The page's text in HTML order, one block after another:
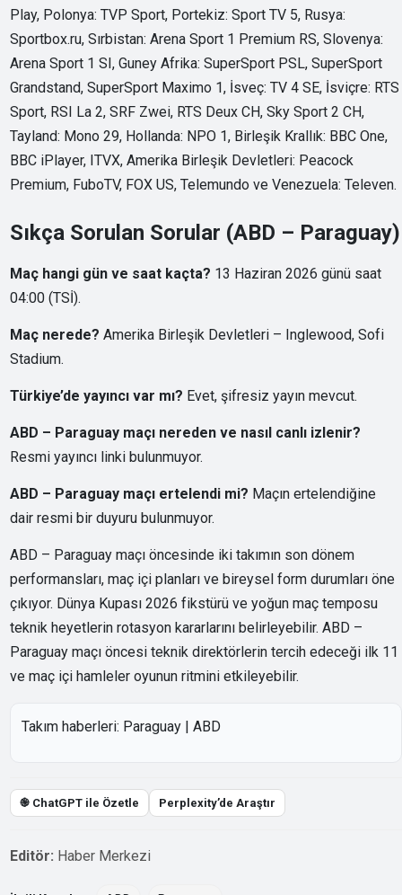
Play, Polonya: TVP Sport, Portekiz: Sport TV 5, Rusya:
Sportbox.ru, Sırbistan: Arena Sport 1 Premium RS, Slovenya:
Arena Sport 1 SI, Guney Afrika: SuperSport PSL, SuperSport
Grandstand, SuperSport Maximo 1, İsveç: TV 4 SE, İsviçre: RTS
Sport, RSI La 2, SRF Zwei, RTS Deux CH, Sky Sport 2 CH,
Tayland: Mono 29, Hollanda: NPO 1, Birleşik Krallık: BBC One,
BBC iPlayer, ITVX, Amerika Birleşik Devletleri: Peacock
Premium, FuboTV, FOX US, Telemundo ve Venezuela: Televen.
Sıkça Sorulan Sorular (ABD – Paraguay)
Maç hangi gün ve saat kaçta? 13 Haziran 2026 günü saat
04:00 (TSİ).
Maç nerede? Amerika Birleşik Devletleri – Inglewood, Sofi
Stadium.
Türkiye’de yayıncı var mı? Evet, şifresiz yayın mevcut.
ABD – Paraguay maçı nereden ve nasıl canlı izlenir?
Resmi yayıncı linki bulunmuyor.
ABD – Paraguay maçı ertelendi mi? Maçın ertelendiğine
dair resmi bir duyuru bulunmuyor.
ABD – Paraguay maçı öncesinde iki takımın son dönem
performansları, maç içi planları ve bireysel form durumları öne
çıkıyor. Dünya Kupası 2026 fikstürü ve yoğun maç temposu
teknik heyetlerin rotasyon kararlarını belirleyebilir. ABD –
Paraguay maçı öncesi teknik direktörlerin tercih edeceği ilk 11
ve maç içi hamleler oyunun ritmini etkileyebilir.
Takım haberleri: Paraguay |ABD
֎ ChatGPT ile Özetle Perplexity’de Araştır
Editör: Haber Merkezi